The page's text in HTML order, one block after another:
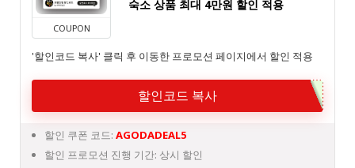
COUPON
숙소 상품 최대 4만원 할인 적용
'할인코드 복사' 클릭 후 이동한 프로모션 페이지에서 할인 적용
할인코드 복사
할인 쿠폰 코드: AGODADEAL5
할인 프로모션 진행 기간: 상시 할인